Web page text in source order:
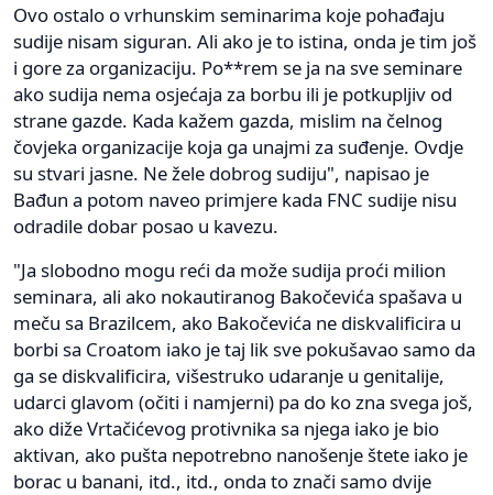
Ovo ostalo o vrhunskim seminarima koje pohađaju
sudije nisam siguran. Ali ako je to istina, onda je tim još
i gore za organizaciju. Po**rem se ja na sve seminare
ako sudija nema osjećaja za borbu ili je potkupljiv od
strane gazde. Kada kažem gazda, mislim na čelnog
čovjeka organizacije koja ga unajmi za suđenje. Ovdje
su stvari jasne. Ne žele dobrog sudiju", napisao je
Bađun a potom naveo primjere kada FNC sudije nisu
odradile dobar posao u kavezu.
"Ja slobodno mogu reći da može sudija proći milion
seminara, ali ako nokautiranog Bakočevića spašava u
meču sa Brazilcem, ako Bakočevića ne diskvalificira u
borbi sa Croatom iako je taj lik sve pokušavao samo da
ga se diskvalificira, višestruko udaranje u genitalije,
udarci glavom (očiti i namjerni) pa do ko zna svega još,
ako diže Vrtačićevog protivnika sa njega iako je bio
aktivan, ako pušta nepotrebno nanošenje štete iako je
borac u banani, itd., itd., onda to znači samo dvije